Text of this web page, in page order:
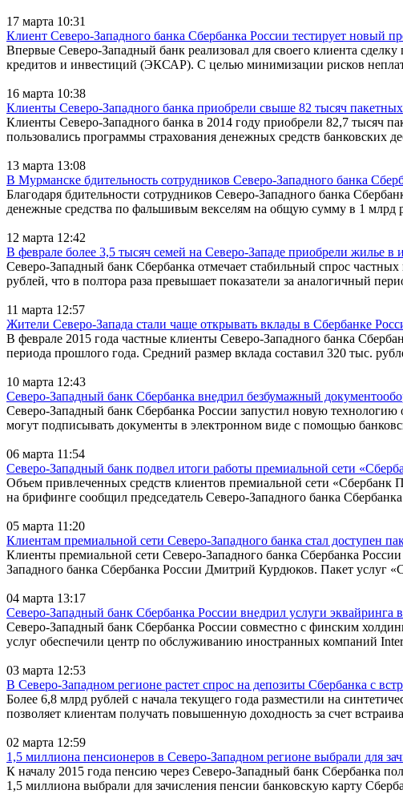
17 марта 10:31
Клиент Северо-Западного банка Сбербанка России тестирует новый
Впервые Северо-Западный банк реализовал для своего клиента
кредитов и инвестиций (ЭКСАР). С целью минимизации рисков
16 марта 10:38
Клиенты Северо-Западного банка приобрели свыше 82 тысяч
Клиенты Северо-Западного банка в 2014 году приобрели 82,7 тысяч
пользовались программы страхования денежных средств банковских
13 марта 13:08
В Мурманске бдительность сотрудников Северо-Западного банка
Благодаря бдительности сотрудников Северо-Западного банка
денежные средства по фальшивым векселям на общую сумму в 1 млрд
12 марта 12:42
В феврале более 3,5 тысяч семей на Северо-Западе приобрели жилье в
Северо-Западный банк Сбербанка отмечает стабильный спрос
рублей, что в полтора раза превышает показатели за аналогичный
11 марта 12:57
Жители Северо-Запада стали чаще открывать вклады в Сбербанке
В феврале 2015 года частные клиенты Северо-Западного банка
периода прошлого года. Средний размер вклада составил 320 тыс.
10 марта 12:43
Северо-Западный банк Сбербанка внедрил безбумажный
Северо-Западный банк Сбербанка России запустил новую
могут подписывать документы в электронном виде с помощью
06 марта 11:54
Северо-Западный банк подвел итоги работы премиальной сети
Объем привлеченных средств клиентов премиальной сети «Сбербанк
на брифинге сообщил председатель Северо-Западного банка
05 марта 11:20
Клиентам премиальной сети Северо-Западного банка стал доступен
Клиенты премиальной сети Северо-Западного банка Сбербанка
Западного банка Сбербанка России Дмитрий Курдюков. Пакет услуг
04 марта 13:17
Северо-Западный банк Сбербанка России внедрил услуги эквайринга
Северо-Западный банк Сбербанка России совместно с финским
услуг обеспечили центр по обслуживанию иностранных компаний
03 марта 12:53
В Северо-Западном регионе растет спрос на депозиты Сбербанка c
Более 6,8 млрд рублей с начала текущего года разместили на
позволяет клиентам получать повышенную доходность за счет
02 марта 12:59
1,5 миллиона пенсионеров в Северо-Западном регионе выбрали для
К началу 2015 года пенсию через Северо-Западный банк Сбербанка
1,5 миллиона выбрали для зачисления пенсии банковскую карту